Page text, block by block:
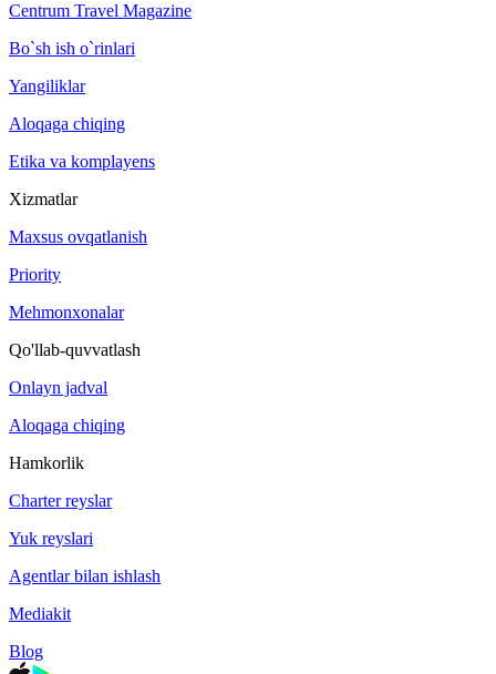
Centrum Travel Magazine
Bo`sh ish o`rinlari
Yangiliklar
Aloqaga chiqing
Etika va komplayens
Xizmatlar
Maxsus ovqatlanish
Priority
Mehmonxonalar
Qo'llab-quvvatlash
Onlayn jadval
Aloqaga chiqing
Hamkorlik
Charter reyslar
Yuk reyslari
Agentlar bilan ishlash
Mediakit
Blog